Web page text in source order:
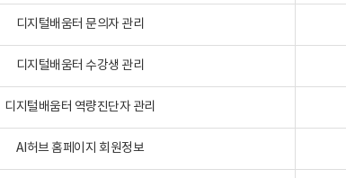
디지털배움터 문의자 관리
디지털배움터 수강생 관리
디지털배움터 역량진단자 관리
AI허브 홈페이지 회원정보